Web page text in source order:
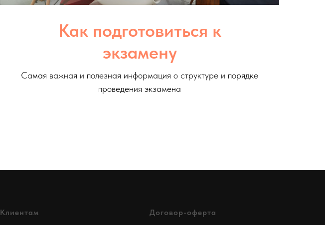
Как подготовиться к
экзамену
Cамая важная и полезная информация о структуре и порядке
проведения экзамена
Клиентам Договор-оферта